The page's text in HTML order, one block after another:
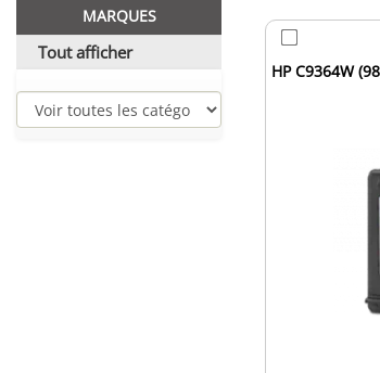
MARQUES
Tout afficher
HP C9364W